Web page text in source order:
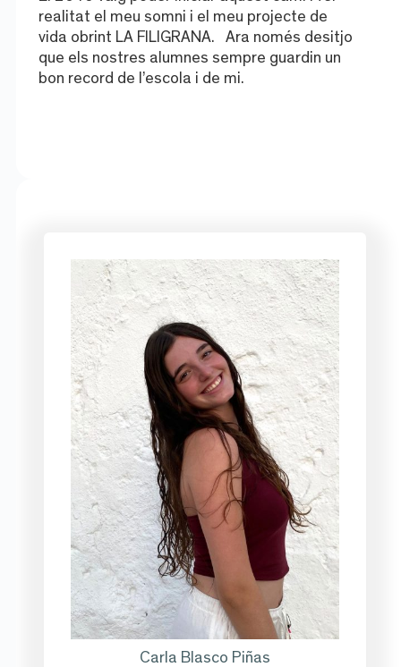
realitat el meu somni i el meu projecte de
vida obrint LA FILIGRANA. Ara només desitjo
que els nostres alumnes sempre guardin un
bon record de l’escola i de mi.
Carla Blasco Piñas